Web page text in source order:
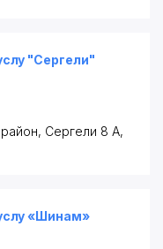
"Сергели"
, Сергели 8 А,
«Шинам»